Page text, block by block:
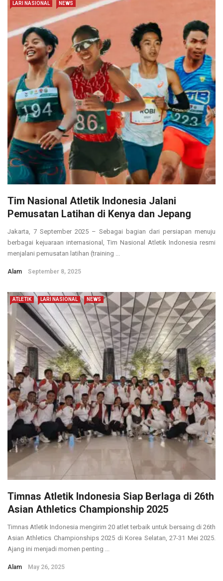
LARI NASIONAL NEWS
Tim Nasional Atletik Indonesia Jalani
Pemusatan Latihan di Kenya dan Jepang
Jakarta, 7 September 2025 – Sebagai bagian dari persiapan menuju
berbagai kejuaraan internasional, Tim Nasional Atletik Indonesia resmi
menjalani pemusatan latihan (training ...
Alam September 8, 2025
ATLETIK LARI NASIONAL NEWS
Timnas Atletik Indonesia Siap Berlaga di 26th
Asian Athletics Championship 2025
Timnas Atletik Indonesia mengirim 20 atlet terbaik untuk bersaing di 26th
Asian Athletics Championships 2025 di Korea Selatan, 27-31 Mei 2025.
Ajang ini menjadi momen penting ...
Alam May 26, 2025